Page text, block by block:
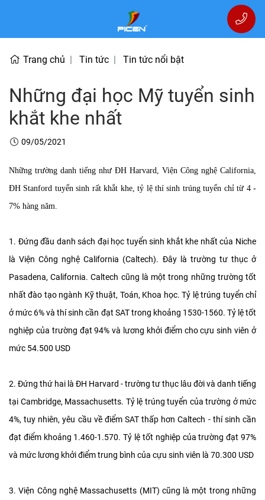
Trang chủ Tin tức Tin tức nổi bật
Những đại học Mỹ tuyển sinh
khắt khe nhất
09/05/2021
Những trường danh tiếng như ĐH Harvard, Viện Công nghệ California,
ĐH Stanford tuyển sinh rất khắt khe, tỷ lệ thí sinh trúng tuyển chỉ từ 4 -
7% hàng năm.
1. Đứng đầu danh sách đại học tuyển sinh khắt khe nhất của Niche
là Viện Công nghệ California (Caltech). Đây là trường tư thục ở
Pasadena, California. Caltech cũng là một trong những trường tốt
nhất đào tạo ngành Kỹ thuật, Toán, Khoa học. Tỷ lệ trúng tuyển chỉ
ở mức 6% và thí sinh cần đạt SAT trong khoảng 1530-1560. Tỷ lệ tốt
nghiệp của trường đạt 94% và lương khởi điểm cho cựu sinh viên ở
mức 54.500 USD
2. Đứng thứ hai là ĐH Harvard - trường tư thục lâu đời và danh tiếng
tại Cambridge, Massachusetts. Tỷ lệ trúng tuyển của trường ở mức
4%, tuy nhiên, yêu cầu về điểm SAT thấp hơn Caltech - thí sinh cần
đạt điểm khoảng 1.460-1.570. Tỷ lệ tốt nghiệp của trường đạt 97%
và mức lương khởi điểm trung bình của cựu sinh viên là 70.300 USD
3. Viện Công nghệ Massachusetts (MIT) cũng là một trong những